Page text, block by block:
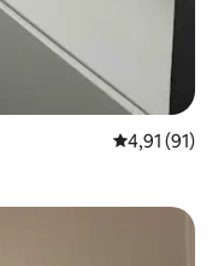
Средна
4,91 (91)